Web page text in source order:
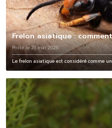
Frelon asiatique :
Posté le 21 mai 2026
Le frelon asiatique est considéré comme